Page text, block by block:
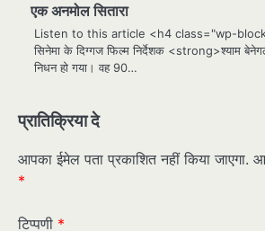
एक अनमोल सितारा
Listen to this article <h4 class="wp-
सिनेमा के दिग्गज फिल्म निर्देशक <strong>श्याम
निधन हो गया। वह 90…
प्रातिक्रिया दे
आपका ईमेल पता प्रकाशित नहीं किया जाएगा.
*
टिप्पणी *